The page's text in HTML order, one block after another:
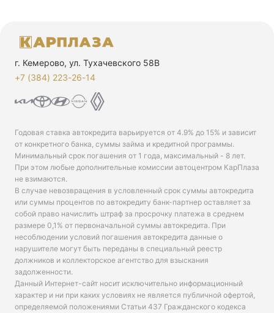
г. Кемерово, ул. Тухачевского 58В
+7 (384) 223-26-14‬
Годовая ставка автокредита варьируется от 4.9% до 15% и зависит
от конкретного банка, суммы займа и кредитной программы.
Минимальный срок погашения от 1 года, максимальный - 8 лет.
При этом любые дополнительные комиссии автоцентром КарПлаза
не взимаются.
В случае невозвращения в условленный срок суммы автокредита
или суммы процентов по автокредиту банк-партнер оставляет за
собой право начислить штраф за просрочку платежа в среднем
размере 0,1% от первоначальной суммы автокредита. При
несоблюдении условий погашения автокредита данные о
нарушителе могут быть переданы в специальный реестр
должников и коллекторское агентство для взыскания
задолженности.
Данный Интернет-сайт носит исключительно информационный
характер и ни при каких условиях не является публичной офертой,
определяемой положениями Статьи 437 Гражданского кодекса